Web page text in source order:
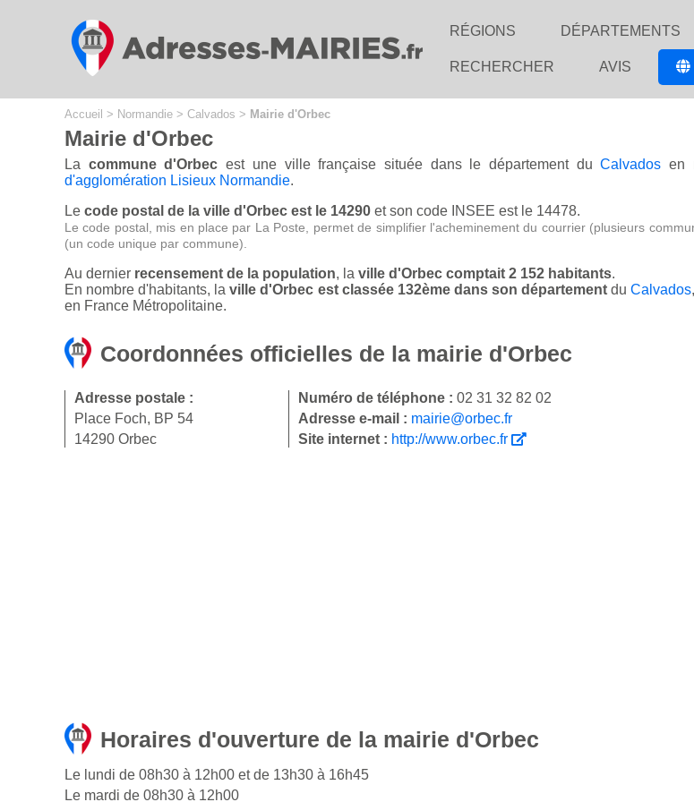
RÉGIONS DÉPARTEMENTS
RECHERCHER AVIS
Accueil > Normandie > Calvados > Mairie d'Orbec
Mairie d'Orbec
La commune d'Orbec est une ville française située dans le département duCalvados en
d'agglomération Lisieux Normandie.
Le code postal de la ville d'Orbec est le 14290 et son code INSEE est le 14478.
Le code postal, mis en place par La Poste, permet de simplifier l'acheminement du courrier (plusieurs
(un code unique par commune).
Au dernier recensement de la population, la ville d'Orbec comptait 2 152 habitants.
En nombre d'habitants, laville d'Orbec est classée 132ème dans son départementduCalvados
en France Métropolitaine.
Coordonnées officielles de la mairie d'Orbec
Adresse postale :
Place Foch, BP 54
14290 Orbec
Numéro de téléphone : 02 31 32 82 02
Adresse e-mail : mairie@orbec.fr
Site internet : http://www.orbec.fr
Horaires d'ouverture de la mairie d'Orbec
Le lundi de 08h30 à 12h00 et de 13h30 à 16h45
Le mardi de 08h30 à 12h00